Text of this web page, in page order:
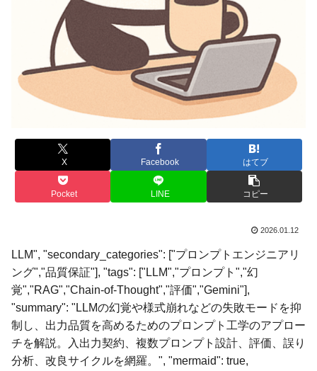
X Facebook はてブ
Pocket LINE コピー
2026.01.12
LLM", "secondary_categories": ["プロンプトエンジニアリ
ング","品質保証"], "tags": ["LLM","プロンプト","幻
覚","RAG","Chain-of-Thought","評価","Gemini"],
"summary": "LLMの幻覚や様式崩れなどの失敗モードを抑
制し、出力品質を高めるためのプロンプト工学のアプロー
チを解説。入出力契約、複数プロンプト設計、評価、誤り
分析、改良サイクルを網羅。", "mermaid": true,